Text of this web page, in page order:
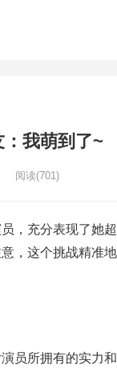
我萌到了~
阅读(701)
，充分表现了她
，这个挑战精准
员所拥有的实力